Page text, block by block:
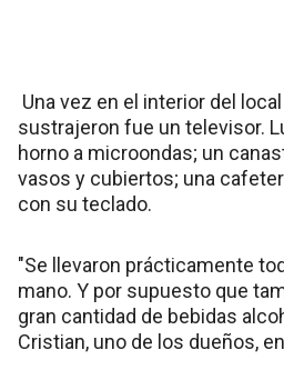
Una vez en el interior del
sustrajeron fue un televisor.
horno a microondas; un
vasos y cubiertos; una
con su teclado.
"Se llevaron prácticamente
mano. Y por supuesto que
gran cantidad de bebidas
Cristian, uno de los dueños,